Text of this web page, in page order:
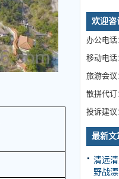
欢迎咨
办公电话
移动电话
旅游会议
散拼代订
投诉建议
最新文
清远
野战